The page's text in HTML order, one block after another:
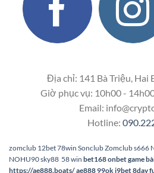
Địa chỉ: 141 Bà Triệu, Hai
Giờ phục vụ: 10h00 -
Email:
Hotline:
zomclub 12bet78win SonclubZomclubs666
NOHU90sky88 58 win bet168onbetgame
https://ae888.boats/ae88899ok i9bet8day